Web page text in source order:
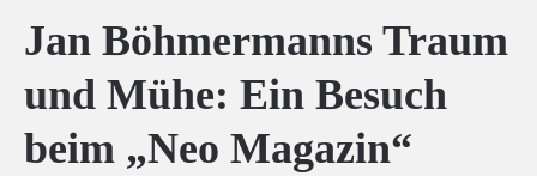
Jan Böhmermanns Traum
und Mühe: Ein Besuch
beim „Neo Magazin“